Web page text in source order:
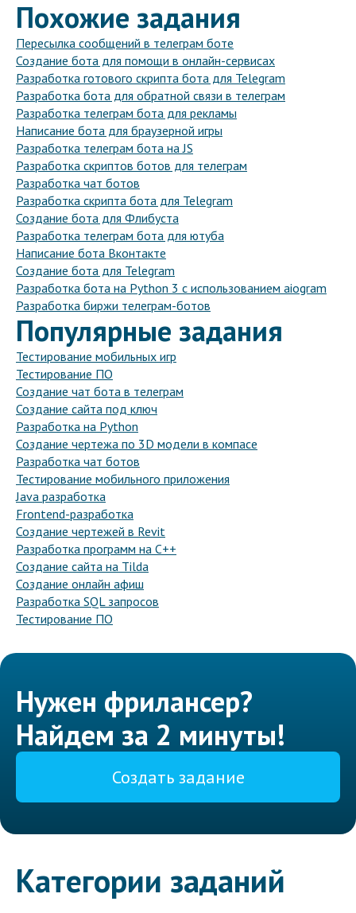
Похожие задания
Пересылка сообщений в телеграм боте
Создание бота для помощи в онлайн-сервисах
Разработка готового скрипта бота для Telegram
Разработка бота для обратной связи в телеграм
Разработка телеграм бота для рекламы
Написание бота для браузерной игры
Разработка телеграм бота на JS
Разработка скриптов ботов для телеграм
Разработка чат ботов
Разработка скрипта бота для Telegram
Создание бота для Флибуста
Разработка телеграм бота для ютуба
Написание бота Вконтакте
Создание бота для Telegram
Разработка бота на Python 3 с использованием aiogram
Разработка биржи телеграм-ботов
Популярные задания
Тестирование мобильных игр
Тестирование ПО
Создание чат бота в телеграм
Создание сайта под ключ
Разработка на Python
Создание чертежа по 3D модели в компасе
Разработка чат ботов
Тестирование мобильного приложения
Java разработка
Frontend-разработка
Создание чертежей в Revit
Разработка программ на C++
Создание сайта на Tilda
Создание онлайн афиш
Разработка SQL запросов
Тестирование ПО
Нужен фрилансер?
Найдем за 2 минуты!
Создать задание
Категории заданий